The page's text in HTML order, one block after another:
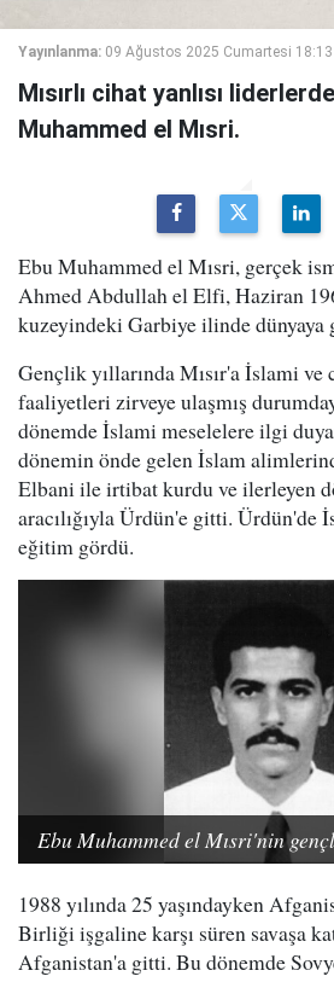
Yayınlanma: 09 Ağustos 2025 Cumartesi 18:13
Mısırlı cihat yanlısı
Muhammed el Mısri.
Ebu Muhammed el Mısri, gerçek
Ahmed Abdullah el Elfi, Haziran
kuzeyindeki Garbiye ilinde dünyaya
Gençlik yıllarında Mısır'a İslami ve
faaliyetleri zirveye ulaşmış
dönemde İslami meselelere ilgi
dönemin önde gelen İslam
Elbani ile irtibat kurdu ve ilerleyen
aracılığıyla Ürdün'e gitti. Ürdün'de
eğitim gördü.
Ebu Muhammed el Mısri'nin
1988 yılında 25 yaşındayken
Birliği işgaline karşı süren savaşa
Afganistan'a gitti. Bu dönemde